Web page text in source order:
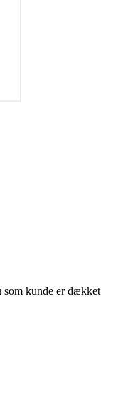
som kunde er dækket